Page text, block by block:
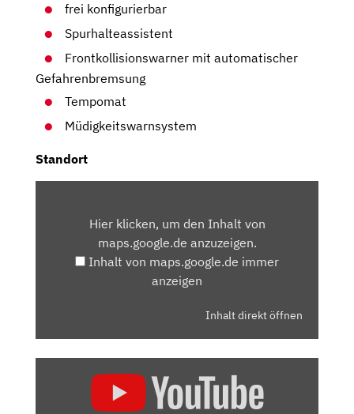
frei konfigurierbar
Spurhalteassistent
Frontkollisionswarner mit automatischer
Gefahrenbremsung
Tempomat
Müdigkeitswarnsystem
Standort
MAPS.GOOGLE.DEHier klicken, um den Inhalt von
maps.google.de anzuzeigen.
Inhalt von maps.google.de immer
anzeigen
Inhalt direkt öffnen